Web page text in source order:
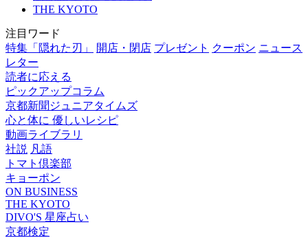
THE KYOTO
注目ワード
特集「隠れた刃」
開店・閉店 プレゼント クーポン ニュース
レター
読者に応える
ピックアップコラム
京都新聞ジュニアタイムズ
心と体に 優しいレシピ
動画ライブラリ
社説 凡語
トマト倶楽部
キョーポン
ON BUSINESS
THE KYOTO
DIVO'S 星座占い
京都検定